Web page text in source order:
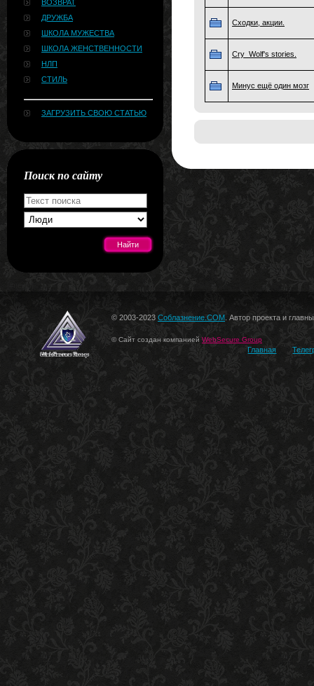
ВОЗВРАТ
ДРУЖБА
ШКОЛА МУЖЕСТВА
ШКОЛА ЖЕНСТВЕННОСТИ
НЛП
СТИЛЬ
ЗАГРУЗИТЬ СВОЮ СТАТЬЮ
Поиск по сайту
Сходки, акции.
Cry_Wolf's stories.
Минус ещё один мозг
© 2003-2023 Соблазнение.COM . Автор проекта и
© Сайт создан компанией WebSecure Group
Главная